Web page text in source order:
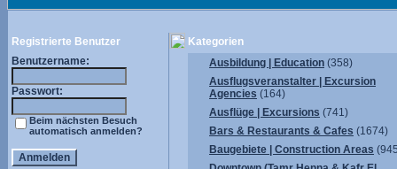
Registrierte Benutzer
Benutzername:
Passwort:
Beim nächsten Besuch
automatisch anmelden?
Kategorien
Ausbildung | Education (358)
Ausflugsveranstalter | Excursion
Agencies (164)
Ausflüge | Excursions (741)
Bars & Restaurants & Cafes (1674)
Baugebiete | Construction Areas